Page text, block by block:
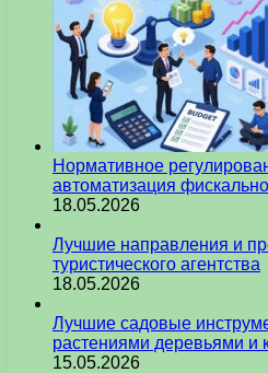
Нормативное
автоматизация
18.05.2026
Лучшие направления и
туристического агентства
18.05.2026
Лучшие садовые
растениями деревьями и
15.05.2026